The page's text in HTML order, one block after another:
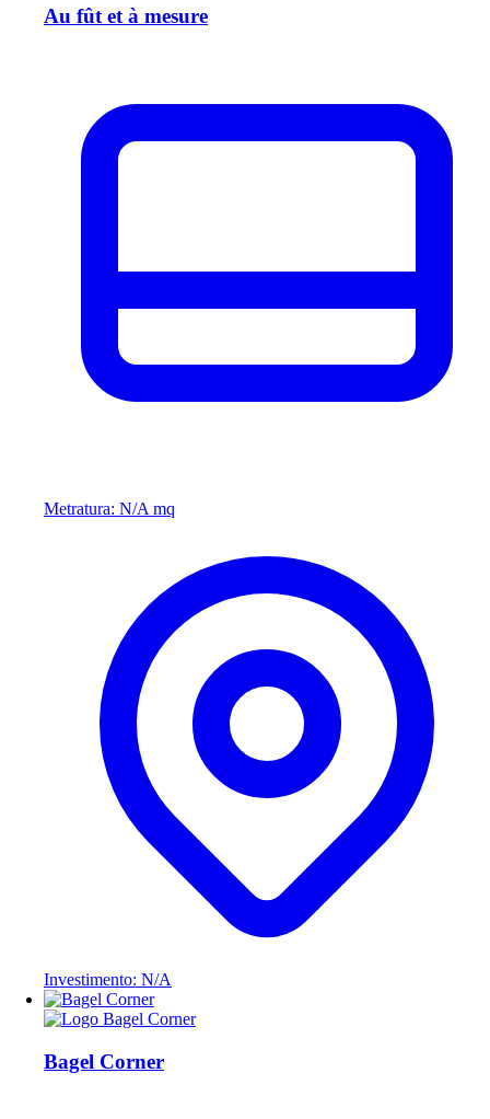
Au fût et à mesure
Metratura: N/A mq
Investimento: N/A
Bagel Corner